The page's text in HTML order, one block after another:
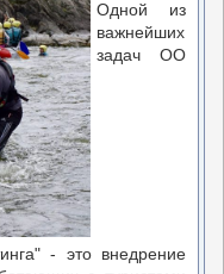
Одной из
важнейших
задач ОО
- это внедрение